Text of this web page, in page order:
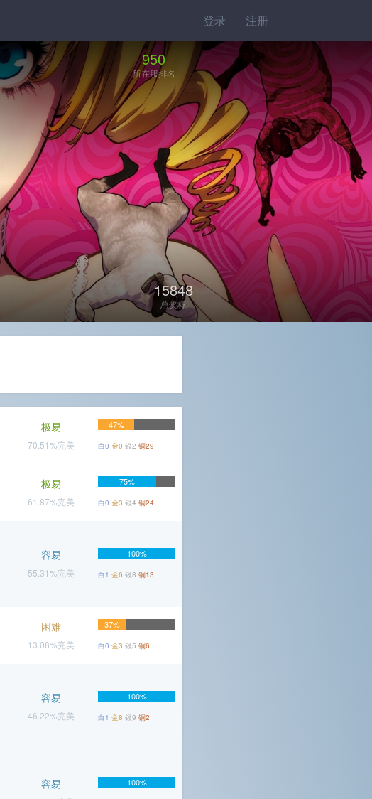
登录 注册
950
所在服排名
15848
总奖杯
极易
70.51%完美
47%
白0 金0 银2 铜29
极易
61.87%完美
75%
白0 金3 银4 铜24
容易
55.31%完美
100%
白1 金6 银8 铜13
困难
13.08%完美
37%
白0 金3 银5 铜6
容易
46.22%完美
100%
白1 金8 银9 铜2
容易 100%